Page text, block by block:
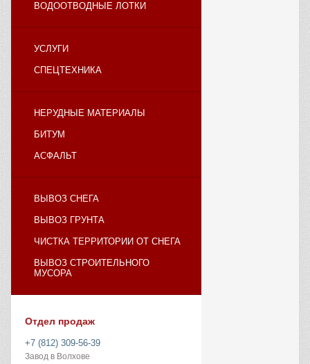
ВОДООТВОДНЫЕ ЛОТКИ
УСЛУГИ
СПЕЦТЕХНИКА
НЕРУДНЫЕ МАТЕРИАЛЫ
БИТУМ
АСФАЛЬТ
ВЫВОЗ СНЕГА
ВЫВОЗ ГРУНТА
ЧИСТКА ТЕРРИТОРИИ ОТ СНЕГА
ВЫВОЗ СТРОИТЕЛЬНОГО
МУСОРА
Отдел продаж
+7 (812) 309-56-39
Завод в Волхове